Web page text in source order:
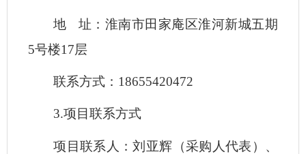
地
址：淮南市田家庵区淮河新城五期
5号楼17层
联系方式： 18655420472
3.项目联系方式
项目联系人：刘亚辉（采购人代表）、